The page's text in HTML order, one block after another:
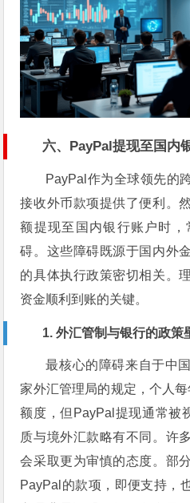
六、PayPal提现至国内
PayPal作为全球领先的
接收外币款项提供了便利。
额提现至国内银行账户时
碍。这些障碍既源于国内外
的具体执行政策密切相关。
资金顺利到账的关键。
1. 外汇管制与银行的政策
最核心的障碍来自于中
家外汇管理局的规定，个人
额度，但PayPal提现通常被
质与境外汇款略有不同。许
会采取更为审慎的态度。部
PayPal的款项，即便支持，